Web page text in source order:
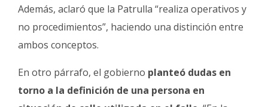
Además, aclaró que la Patrulla “realiza operativos y
no procedimientos”, haciendo una distinción entre
ambos conceptos.
En otro párrafo, el gobierno planteó dudas en
torno a la definición de una persona en